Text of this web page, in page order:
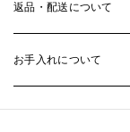
返品・配送について
お手入れについて